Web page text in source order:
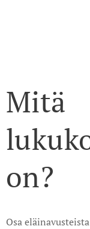
Mitä
on?
Osa